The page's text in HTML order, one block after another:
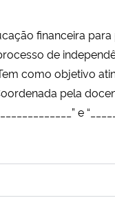
financeira
de
como objetivo
pela
e